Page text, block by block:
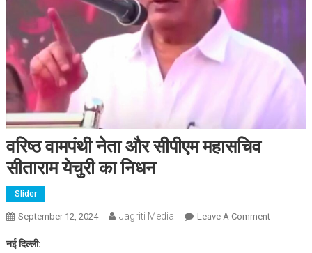
वरिष्ठ वामपंथी नेता और सीपीएम महासचिव
सीताराम येचुरी का निधन
Slider
September 12, 2024 Jagriti Media Leave A CommentOn
नई दिल्ली: